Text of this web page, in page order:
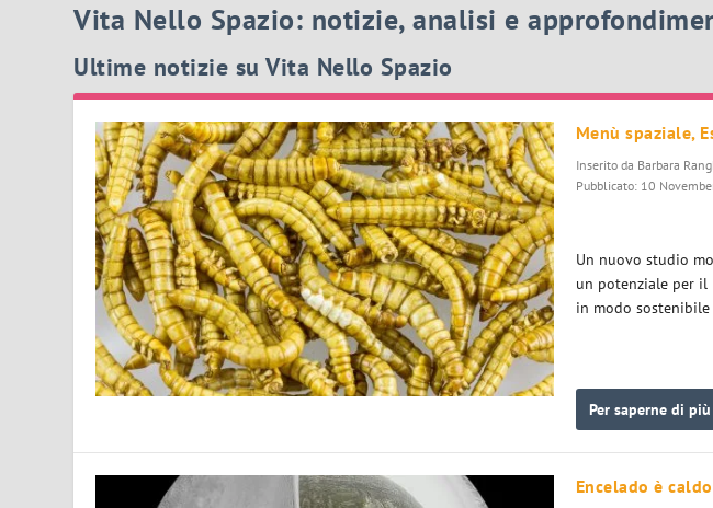
Vita Nello Spazio: notizie, analisi e
Ultime notizie su Vita Nello Spazio
Menù spaziale,
Inserito da Barbara
Pubblicato: 10
Un nuovo studio
un potenziale per
in modo sostenibile
Per saperne di più
Encelado è